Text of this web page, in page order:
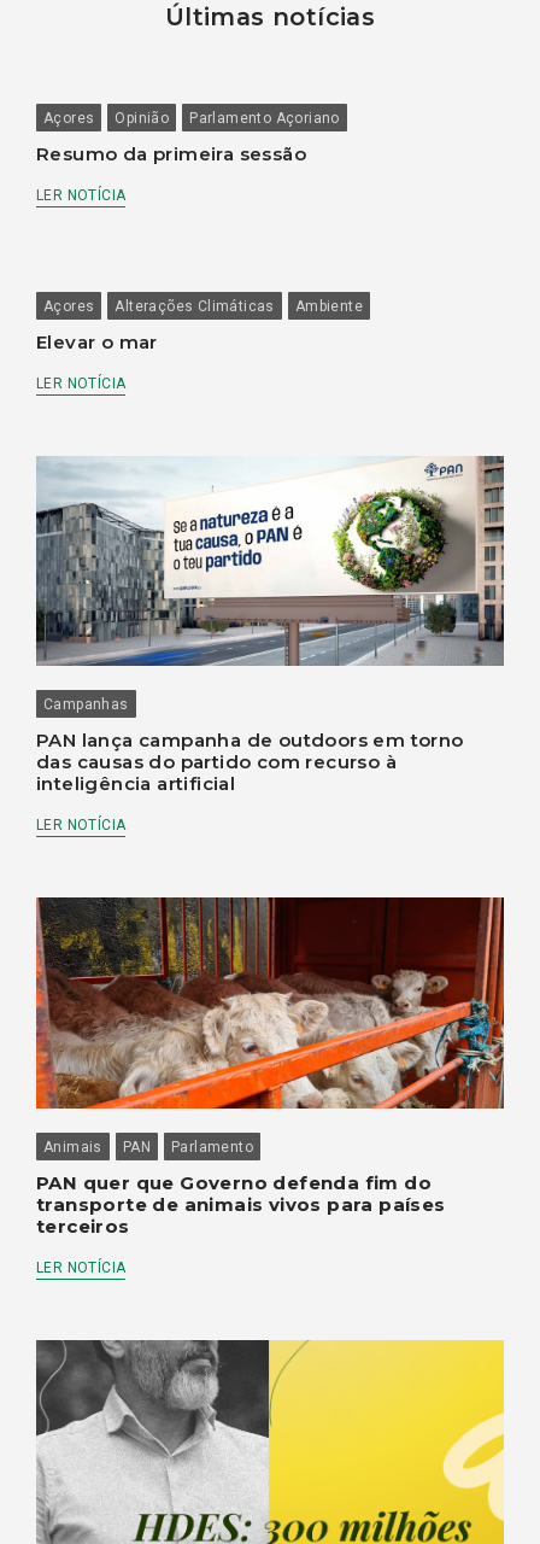
Últimas notícias
Açores Opinião Parlamento Açoriano
Resumo da primeira sessão
LER NOTÍCIA
Açores Alterações Climáticas Ambiente
Elevar o mar
LER NOTÍCIA
Campanhas
PAN lança campanha de outdoors em torno
das causas do partido com recurso à
inteligência artificial
LER NOTÍCIA
Animais PAN Parlamento
PAN quer que Governo defenda fim do
transporte de animais vivos para países
terceiros
LER NOTÍCIA